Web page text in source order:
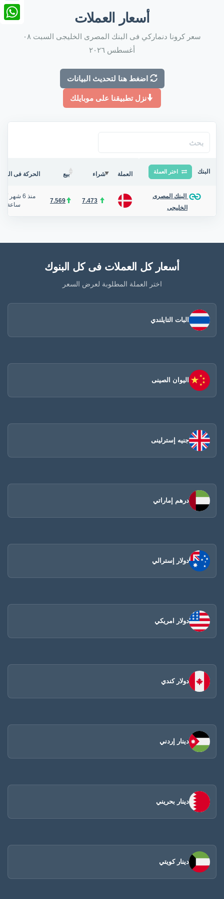
أسعار العملات
سعر كرونا دنماركي فى البنك المصرى الخليجى السبت ٠٨
أغسطس ٢٠٢٦
اضغط هنا لتحديث البيانات
نزل تطبيقنا على موبايلك
البنك اختر العملة العملة شراء بيع الحركة فى
البنك المصرى
الخليجى
7.473
7.569
منذ 6 شهر
/
ساعة
أسعار كل العملات فى كل البنوك
اختر العملة المطلوبة لعرض السعر
البات التايلندي
اليوان الصينى​
جنيه إسترلينى
درهم إماراتي
دولار إسترالي
دولار امريكي
دولار كندي
دينار إردني
دينار بحريني
دينار كويتي